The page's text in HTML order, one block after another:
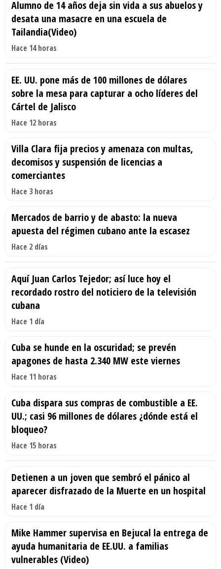
Alumno de 14 años deja sin vida a sus abuelos y
desata una masacre en una escuela de
Tailandia(Video)
Hace 14 horas
EE. UU. pone más de 100 millones de dólares
sobre la mesa para capturar a ocho líderes del
Cártel de Jalisco
Hace 12 horas
Villa Clara fija precios y amenaza con multas,
decomisos y suspensión de licencias a
comerciantes
Hace 3 horas
Mercados de barrio y de abasto: la nueva
apuesta del régimen cubano ante la escasez
Hace 2 días
Aquí Juan Carlos Tejedor; así luce hoy el
recordado rostro del noticiero de la televisión
cubana
Hace 1 día
Cuba se hunde en la oscuridad; se prevén
apagones de hasta 2.340 MW este viernes
Hace 11 horas
Cuba dispara sus compras de combustible a EE.
UU.; casi 96 millones de dólares ¿dónde está el
bloqueo?
Hace 15 horas
Detienen a un joven que sembró el pánico al
aparecer disfrazado de la Muerte en un hospital
Hace 1 día
Mike Hammer supervisa en Bejucal la entrega de
ayuda humanitaria de EE.UU. a familias
vulnerables (Video)